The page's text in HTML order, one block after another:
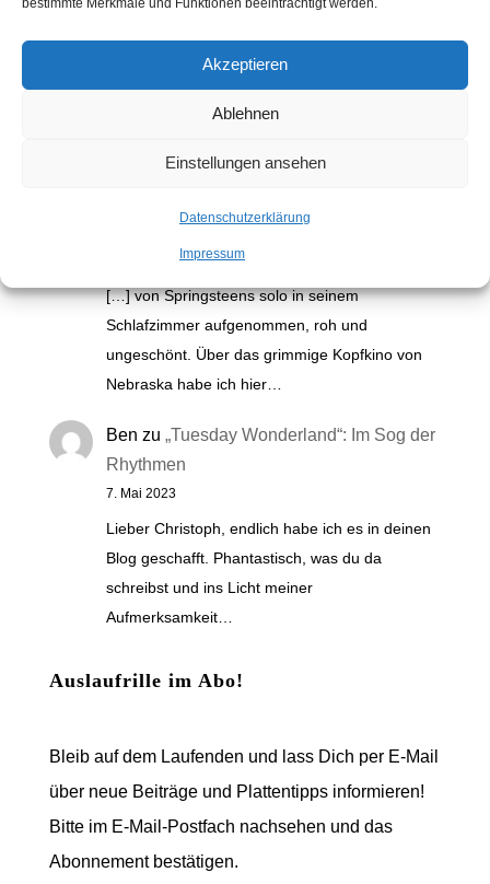
Akzeptieren
Ablehnen
Einstellungen ansehen
Datenschutzerklärung
Impressum
Electric Nebraska: Na, endlich! |
2. November 2025
[…] von Springsteens solo in seinem
Schlafzimmer aufgenommen, roh und
ungeschönt. Über das grimmige Kopfkino von
Nebraska habe ich hier…
Ben zu „Tuesday Wonderland“: Im Sog der
Rhythmen
7. Mai 2023
Lieber Christoph, endlich habe ich es in deinen
Blog geschafft. Phantastisch, was du da
schreibst und ins Licht meiner
Aufmerksamkeit…
Auslaufrille im Abo!
Bleib auf dem Laufenden und lass Dich per E-Mail
über neue Beiträge und Plattentipps informieren!
Bitte im E-Mail-Postfach nachsehen und das
Abonnement bestätigen.